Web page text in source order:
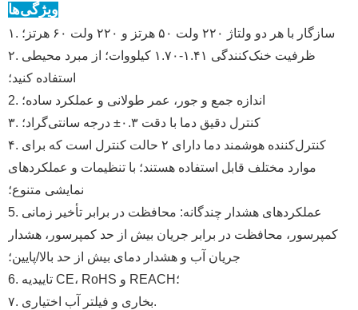
ویژگی‌ها
۱. سازگار با هر دو ولتاژ ۲۲۰ ولت ۵۰ هرتز و ۲۲۰ ولت ۶۰ هرتز؛
۲. ظرفیت خنک‌کنندگی ۱.۴۱-۱.۷۰ کیلووات؛ از مبرد محیطی
استفاده کنید؛
2. اندازه جمع و جور، عمر طولانی و عملکرد ساده؛
۳. کنترل دقیق دما با دقت ۰.۳± درجه سانتی‌گراد؛
۴. کنترل‌کننده هوشمند دما دارای ۲ حالت کنترل است که برای
موارد مختلف قابل استفاده هستند؛ با تنظیمات و عملکردهای
نمایشی متنوع؛
5. عملکردهای هشدار چندگانه: محافظت در برابر تأخیر زمانی
کمپرسور، محافظت در برابر جریان بیش از حد کمپرسور، هشدار
جریان آب و هشدار دمای بیش از حد بالا/پایین؛
6. تاییدیه CE، RoHS و REACH؛
۷. بخاری و فیلتر آب اختیاری.